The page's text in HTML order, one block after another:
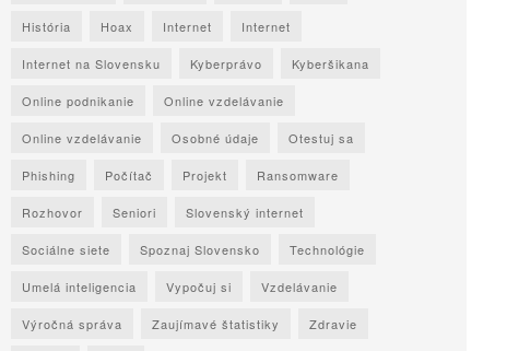
História Hoax Internet Internet
Internet na Slovensku Kyberprávo Kyberšikana
Online podnikanie Online vzdelávanie
Online vzdelávanie Osobné údaje Otestuj sa
Phishing Počítač Projekt Ransomware
Rozhovor Seniori Slovenský internet
Sociálne siete Spoznaj Slovensko Technológie
Umelá inteligencia Vypočuj si Vzdelávanie
Výročná správa Zaujímavé štatistiky Zdravie